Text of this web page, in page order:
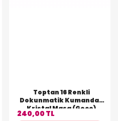
Toptan 16 Renkli
Dokunmatik Kumandalı
Kristal Masa (Gece)
Lambası
240,00 TL